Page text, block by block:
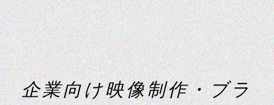
企業向け映像制作・ブラ